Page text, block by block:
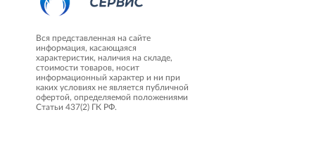
Вся представленная на сайте
информация, касающаяся
характеристик, наличия на складе,
стоимости товаров, носит
информационный характер и ни при
каких условиях не является публичной
офертой, определяемой положениями
Статьи 437(2) ГК РФ.